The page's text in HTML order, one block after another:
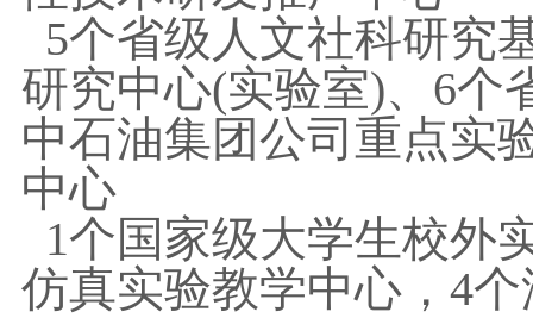
5个省级人文社科研究
研究中心(实验室)、6个
中石油集团公司重点实
中心
1个国家级大学生校外
仿真实验教学中心，4